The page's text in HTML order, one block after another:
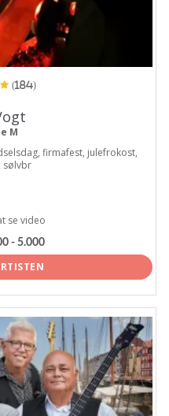
(184)
M
firmafest, julefrokost,
sølvbr
se video
- 5.000